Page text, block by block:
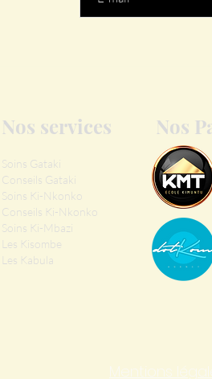
Nos services
Soins Gataki
Conseils Gataki
Soins Ki-Nkonko
Conseils Ki-Nkonko
Soins Ki-Mbazi
Les Kisombe
Les Kabula
Nos
Mentions